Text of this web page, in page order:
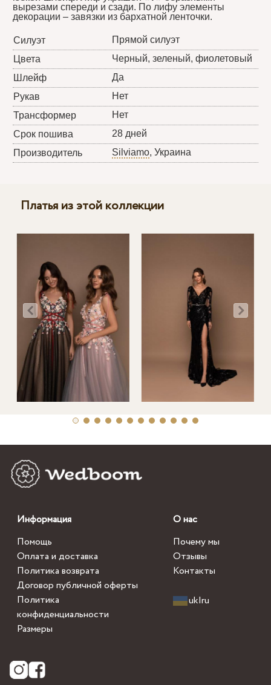
вырезами спереди и сзади. По лифу элементы
декорации – завязки из бархатной ленточки.
Силуэт
Прямой силуэт
Цвета
Черный, зеленый, фиолетовый
Шлейф
Да
Рукав
Нет
Трансформер
Нет
Срок пошива
28 дней
Производитель
Silviamo, Украина
Платья из этой коллекции
Информация
Помощь
Оплата и доставка
Политика возврата
Договор публичной оферты
Политика
конфиденциальности
Размеры
О нас
Почему мы
Отзывы
Контакты
uk|ru